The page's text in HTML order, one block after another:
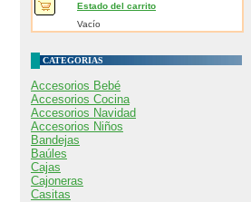
Estado del carrito
Vacío
CATEGORIAS
Accesorios Bebé
Accesorios Cocina
Accesorios Navidad
Accesorios Niños
Bandejas
Baúles
Cajas
Cajoneras
Casitas